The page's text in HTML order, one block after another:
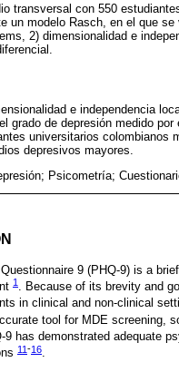
transversal con 550
un modelo Rasch, en el que
2) dimensionalidad e
e independencia
grado de depresión medido
universitarios
depresivos mayores.
Psicometría;
9 (PHQ-9) is a
1 . Because of its brevity and
in clinical and non-clinical
tool for MDE screening,
9 has demonstrated adequate
11-16.